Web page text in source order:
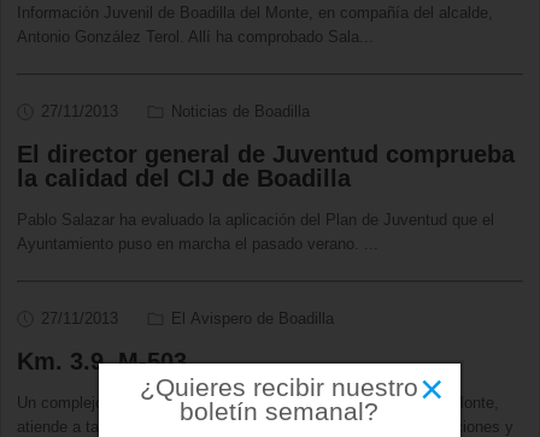
Información Juvenil de Boadilla del Monte, en compañía del alcalde,
Antonio González Terol. Allí ha comprobado Sala
27/11/2013 Noticias de Boadilla
El director general de Juventud comprueba
la calidad del CIJ de Boadilla
Pablo Salazar ha evaluado la aplicación del Plan de Juventud que el
Ayuntamiento puso en marcha el pasado verano.
27/11/2013 El Avispero de Boadilla
Km. 3.9, M-503
Un complejo deportivo municipal que, como el de Boadilla del Monte,
atiende a tantos deportistas aficionados, de tan diversas condiciones y
×
¿Quieres recibir nuestro
boletín semanal?